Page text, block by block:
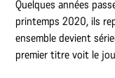
Quelques années
printemps 2020, ils
ensemble devient
premier titre voit le